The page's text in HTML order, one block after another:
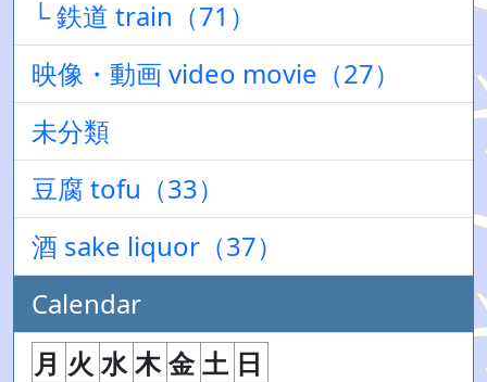
└ 鉄道 train（71）
映像・動画 video movie（27）
未分類
豆腐 tofu（33）
酒 sake liquor（37）
Calendar
月 火 水 木 金 土 日